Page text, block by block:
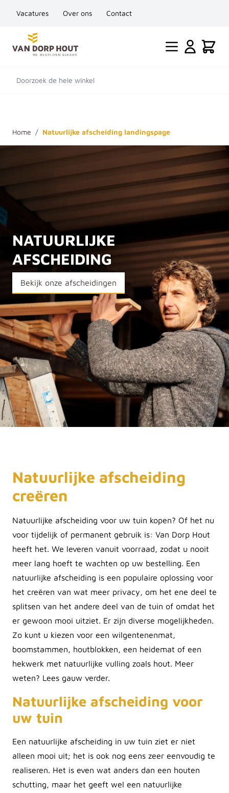
Vacatures Over ons Contact
Ga naar de inhoud
Cart
Doorzoek de hele winkel
Home / Natuurlijke afscheiding landingspage
NATUURLIJKE
AFSCHEIDING
Bekijk onze afscheidingen
Natuurlijke afscheiding
creëren
Natuurlijke afscheiding voor uw tuin kopen? Of het nu
voor tijdelijk of permanent gebruik is: Van Dorp Hout
heeft het. We leveren vanuit voorraad, zodat u nooit
meer lang hoeft te wachten op uw bestelling. Een
natuurlijke afscheiding is een populaire oplossing voor
het creëren van wat meer privacy, om het ene deel te
splitsen van het andere deel van de tuin of omdat het
er gewoon mooi uitziet. Er zijn diverse mogelijkheden.
Zo kunt u kiezen voor een wilgentenenmat,
boomstammen, houtblokken, een heidemat of een
hekwerk met natuurlijke vulling zoals hout. Meer
weten? Lees gauw verder.
Natuurlijke afscheiding voor
uw tuin
Een natuurlijke afscheiding in uw tuin ziet er niet
alleen mooi uit; het is ook nog eens zeer eenvoudig te
realiseren. Het is even wat anders dan een houten
schutting, maar het geeft wel een natuurlijke